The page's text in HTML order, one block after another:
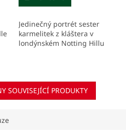
Jedinečný portrét sester
karmelitek z kláštera v
londýnském Notting Hillu
SOUVISEJÍCÍ PRODUKTY